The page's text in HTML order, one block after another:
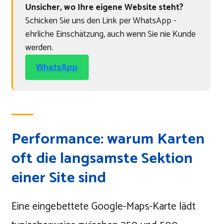
Unsicher, wo Ihre eigene Website steht?
Schicken Sie uns den Link per WhatsApp -
ehrliche Einschätzung, auch wenn Sie nie Kunde
werden.
WhatsApp
Performance: warum Karten
oft die langsamste Sektion
einer Site sind
Eine eingebettete Google-Maps-Karte lädt